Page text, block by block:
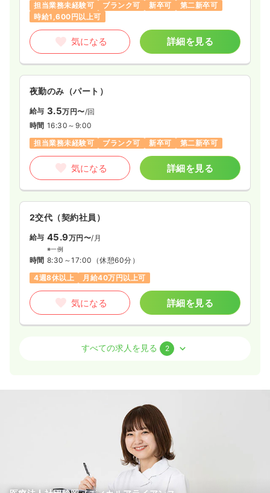
担当業務未経験可
ブランク可 新卒可
第二新卒可
時給1,600円以上可
気になる 詳細を見る
夜勤のみ（パート）
給与 3.5万円〜/回
時間 16:30～9:00
担当業務未経験可
ブランク可 新卒可 第二新卒可
気になる 詳細を見る
2交代（契約社員）
給与 45.9万円〜/月
※一例
時間 8:30～17:00 （休憩60分）
4週8休以上
月給40万円以上可
気になる 詳細を見る
正・准看護師
（休憩60分）
担当業務未経験可 ブランク可
月給21万円以上可
気になる 詳細を見る
すべての求人を見る 2